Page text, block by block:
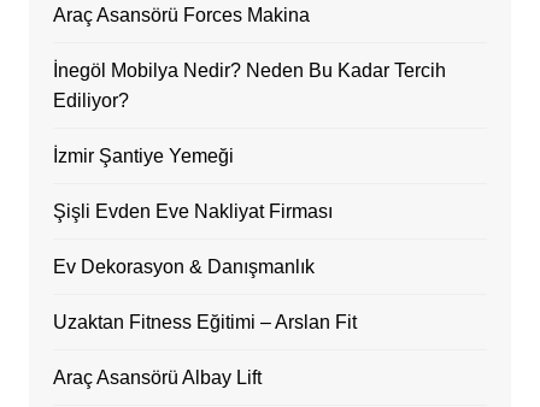
Araç Asansörü Forces Makina
İnegöl Mobilya Nedir? Neden Bu Kadar Tercih
Ediliyor?
İzmir Şantiye Yemeği
Şişli Evden Eve Nakliyat Firması
Ev Dekorasyon & Danışmanlık
Uzaktan Fitness Eğitimi – Arslan Fit
Araç Asansörü Albay Lift